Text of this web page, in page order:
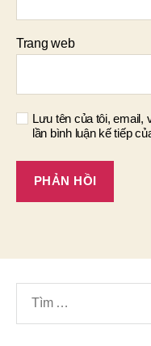
Trang web
Lưu tên của tôi, email,
lần bình luận kế tiếp
kiếm
cho: